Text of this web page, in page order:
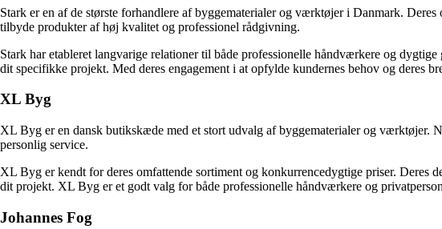
Stark er en af de største forhandlere af byggematerialer og værktøjer i Danmark.
tilbyde produkter af høj kvalitet og professionel rådgivning.
Stark har etableret langvarige relationer til både professionelle håndværkere og
dit specifikke projekt. Med deres engagement i at opfylde kundernes behov og deres
XL Byg
XL Byg er en dansk butikskæde med et stort udvalg af byggematerialer og
personlig service.
XL Byg er kendt for deres omfattende sortiment og konkurrencedygtige priser. Deres
dit projekt. XL Byg er et godt valg for både professionelle håndværkere og
Johannes Fog